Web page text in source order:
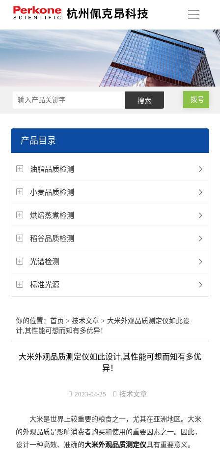
导
拨号
产品目录
油脂品质检测
小麦品质检测
烘焙蒸煮检测
稻谷品质检测
光谱检测
标准光源
你的位置：首页 >技术文章 > 大米外观品质测定仪如此设
计,其性能可想而知有多优异！
大米外观品质测定仪如此设计,其性能可想而知有多优
异！
2023-04-25 技术文章
大米是世界上较重要的粮食之一，尤其在亚洲地区。大米
的外观品质是影响消费者购买和使用的重要因素之一。因此，
设计一种高效、准确的大米外观品质测定仪具有重要意义。